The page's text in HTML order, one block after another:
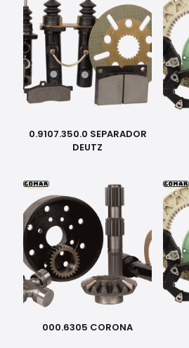
0.9107.350.0 SEPARADOR
DEUTZ
000.6305 CORONA